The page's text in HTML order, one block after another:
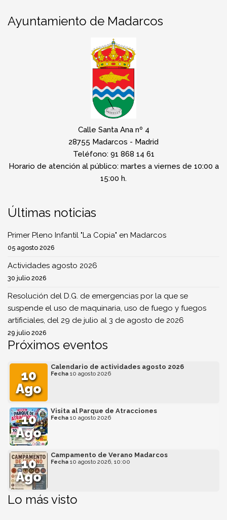
Ayuntamiento de Madarcos
Calle Santa Ana nº 4
28755 Madarcos - Madrid
Teléfono: 91 868 14 61
Horario de atención al público: martes a viernes de 10:00 a
15:00 h.
Últimas noticias
Primer Pleno Infantil "La Copia" en Madarcos
05 agosto 2026
Actividades agosto 2026
30 julio 2026
Resolución del D.G. de emergencias por la que se
suspende el uso de maquinaria, uso de fuego y fuegos
artificiales, del 29 de julio al 3 de agosto de 2026
29 julio 2026
Próximos eventos
10
Ago
Calendario de actividades agosto 2026
Fecha 10 agosto 2026
10
Ago
Visita al Parque de Atracciones
Fecha 10 agosto 2026
10
Ago
Campamento de Verano Madarcos
Fecha 10 agosto 2026, 10:00
Lo más visto